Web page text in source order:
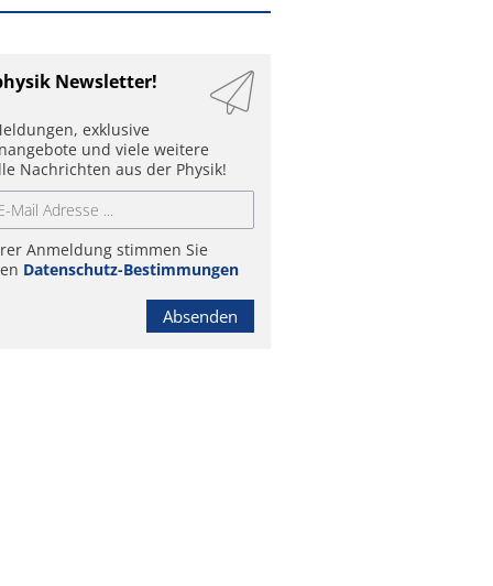
Newsletter!
exklusive
und viele weitere
Nachrichten aus der Physik!
Anmeldung stimmen Sie
Datenschutz-Bestimmungen
Absenden